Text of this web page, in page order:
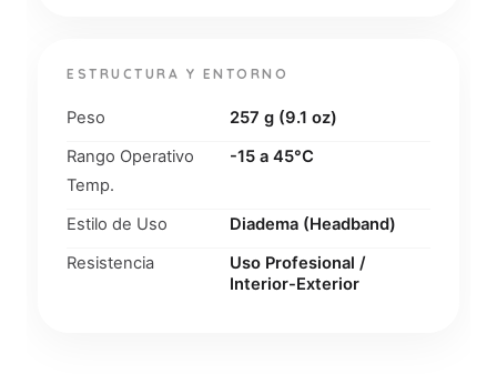
ESTRUCTURA Y ENTORNO
Peso
257 g (9.1 oz)
Rango Operativo
Temp.
-15 a 45°C
Estilo de Uso
Diadema (Headband)
Resistencia
Uso Profesional /
Interior-Exterior